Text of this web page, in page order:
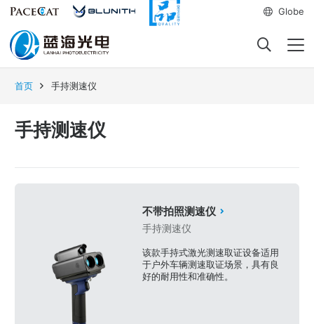
Globe
首页 手持测速仪
手持测速仪
不带拍照测速仪
手持测速仪
该款手持式激光测速取证设备适用
于户外车辆测速取证场景，具有良
好的耐用性和准确性。